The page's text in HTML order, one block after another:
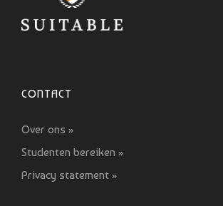
CONTACT
Over ons »
Studenten bereiken »
Privacy statement »